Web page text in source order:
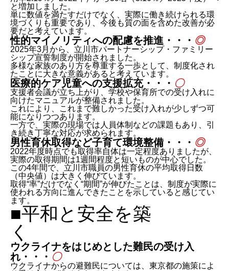
と増加しました。
単に数値を満たすだけでなく、実際に働き続けられる環
境づくりも重要であり、今後も質の面を含めた改善が必
要だと考えています。
性的マイノリティへの配慮を推進・・・ ◎
2025年3月から、立川市パートナーシップ・ファミリー
シップ宣誓制度が開始されました。
多様な家族のあり方を尊重する一歩として、制度化され
たことに大きな意義があると考えています。
医療的ケア児童への支援拡充・・・ 〇
支援者会議が立ち上がり、学校や保育所での受け入れに
向けたマニュアルが整備されました。
これにより、これまで難しかった受け入れが少しずつ可
能になりつつあります。
一方で、実際の現場では人員体制などの課題もあり、引
き続き丁寧な対応が求められます。
男性育休取得など子育て環境整備・・・ ◎
2022年度時点でも取得率自体は一定程度ありましたが、
実際の取得期間は1週間程度と短いものが中心でした。
この4年間で、立川市職員の男性育休の平均取得日数
（中央値）は大きく伸びています。
取得“率”だけでなく“期間”が伸びたことは、制度が実際に
使われる方向に進んできたことを示していると感じてい
ます。
■平和と安全を築
ウクライナをはじめとした難民の受け入
れ・・・ 〇
ウクライナからの避難民については、東京都の施策によ